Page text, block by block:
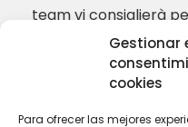
Gestionar
cookies
Para ofrecer las mejores
team vi consiglierà
vostri